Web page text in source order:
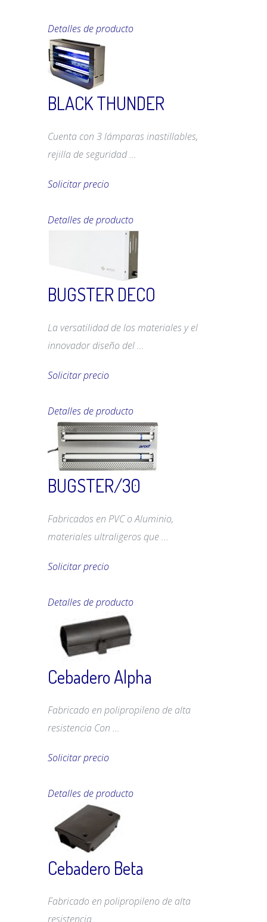
Detalles de producto
BLACK THUNDER
Cuenta con 3 lámparas inastillables,
rejilla de seguridad ...
Solicitar precio
Detalles de producto
BUGSTER DECO
La versatilidad de los materiales y el
innovador diseño del ...
Solicitar precio
Detalles de producto
BUGSTER/30
Fabricados en PVC o Aluminio,
materiales ultraligeros que ...
Solicitar precio
Detalles de producto
Cebadero Alpha
Fabricado en polipropileno de alta
resistencia Con ...
Solicitar precio
Detalles de producto
Cebadero Beta
Fabricado en polipropileno de alta
resistencia